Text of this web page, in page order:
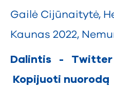
Gailė Cijūnaitytė,
Kaunas 2022,
Dalintis - Twitter
Kopijuoti nuorodą